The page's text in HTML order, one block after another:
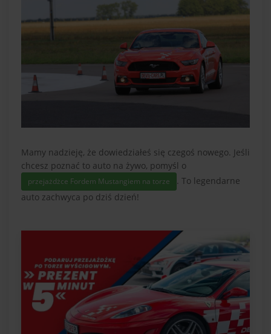
Mamy nadzieję, że dowiedziałeś się czegoś nowego. Jeśli
chcesz poznać to auto na żywo, pomyśl o
przejażdżce Fordem Mustangiem na torze
. To legendarne
auto zachwyca po dziś dzień!